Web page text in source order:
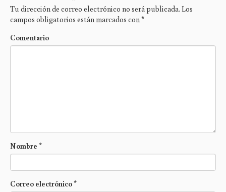
Tu dirección de correo electrónico no será publicada. Los
campos obligatorios están marcados con *
Comentario
Nombre *
Correo electrónico*